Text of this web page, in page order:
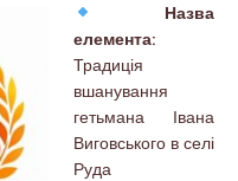
Назва
елемента:
Традиція
вшанування
гетьмана Івана
Виговського в селі
Руда